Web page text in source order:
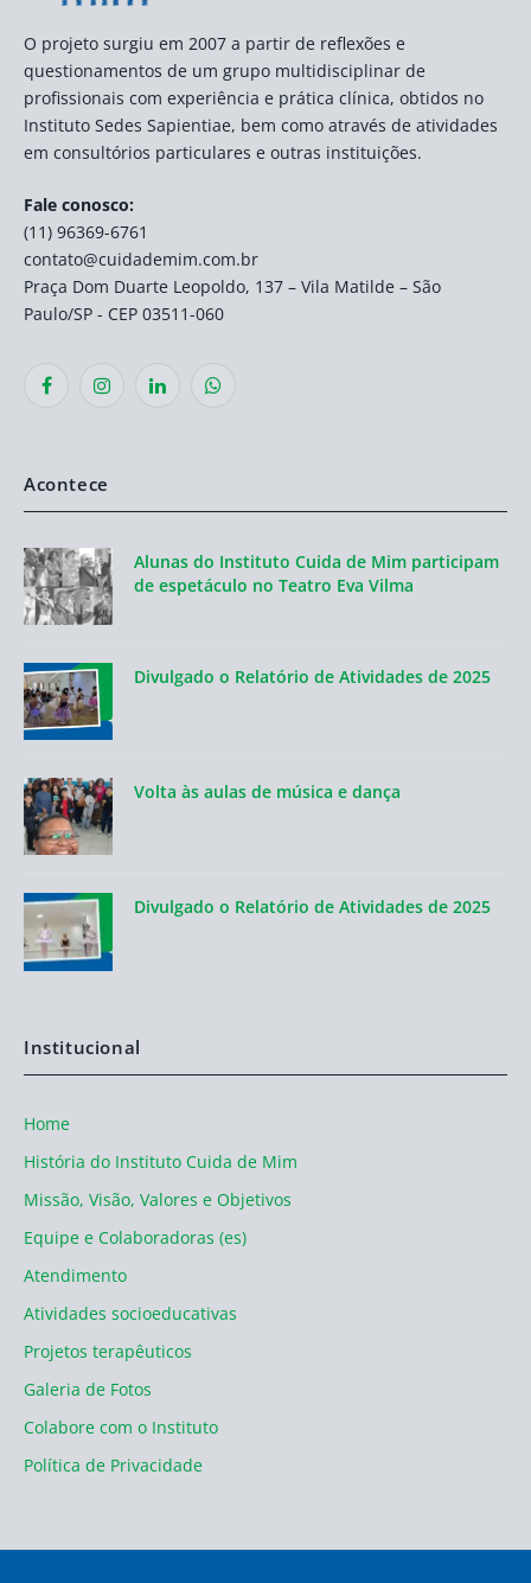
O projeto surgiu em 2007 a partir de reflexões e
questionamentos de um grupo multidisciplinar de
profissionais com experiência e prática clínica, obtidos no
Instituto Sedes Sapientiae, bem como através de atividades
em consultórios particulares e outras instituições.
Fale conosco:
(11) 96369-6761
contato@cuidademim.com.br
Praça Dom Duarte Leopoldo, 137 – Vila Matilde – São
Paulo/SP - CEP 03511-060
FacebookInstagramLinkedInWhatsApp
Acontece
Alunas do Instituto Cuida de Mim participam
de espetáculo no Teatro Eva Vilma
Divulgado o Relatório de Atividades de 2025
Volta às aulas de música e dança
Divulgado o Relatório de Atividades de 2025
Institucional
Home
História do Instituto Cuida de Mim
Missão, Visão, Valores e Objetivos
Equipe e Colaboradoras (es)
Atendimento
Atividades socioeducativas
Projetos terapêuticos
Galeria de Fotos
Colabore com o Instituto
Política de Privacidade